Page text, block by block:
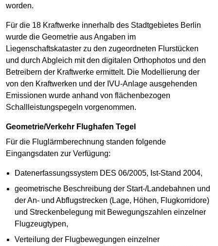
worden.
Für die 18 Kraftwerke innerhalb des Stadtgebietes Berlin
wurde die Geometrie aus Angaben im
Liegenschaftskataster zu den zugeordneten Flurstücken
und durch Abgleich mit den digitalen Orthophotos und den
Betreibern der Kraftwerke ermittelt. Die Modellierung der
von den Kraftwerken und der IVU-Anlage ausgehenden
Emissionen wurde anhand von flächenbezogen
Schallleistungspegeln vorgenommen.
Geometrie/Verkehr Flughafen Tegel
Für die Fluglärmberechnung standen folgende
Eingangsdaten zur Verfügung:
Datenerfassungssystem DES 06/2005, Ist-Stand 2004,
geometrische Beschreibung der Start-/Landebahnen und
der An- und Abflugstrecken (Lage, Höhen, Flugkorridore)
und Streckenbelegung mit Bewegungszahlen einzelner
Flugzeugtypen,
Verteilung der Flugbewegungen einzelner